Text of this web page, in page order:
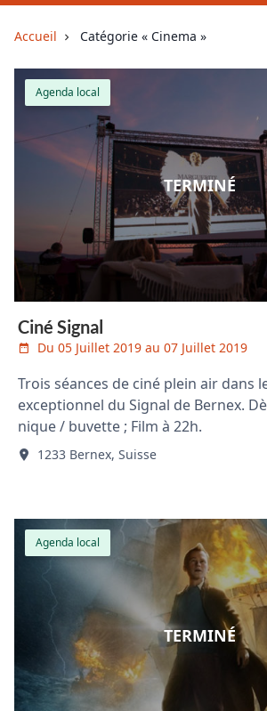
Accueil Catégorie « Cinema »
Agenda local
TERMINÉ
Ciné Signal
Du 05 Juillet 2019 au 07 Juillet 2019
Trois séances de ciné plein air dans
exceptionnel du Signal de Bernex.
nique / buvette ; Film à 22h.
1233 Bernex, Suisse
Agenda local
TERMINÉ